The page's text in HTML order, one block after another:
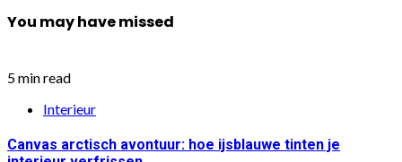
You may have missed
5 min read
Interieur
Canvas arctisch avontuur: hoe ijsblauwe tinten je